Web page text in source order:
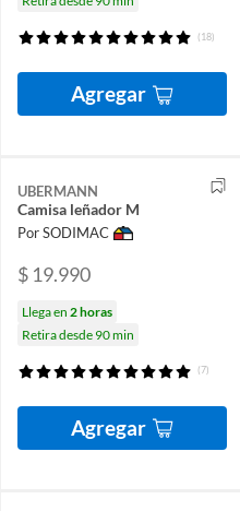
(18)
Agregar
UBERMANN
Camisa leñador M
Por SODIMAC
$ 19.990
Llega en 2 horas
Retira desde 90 min
(7)
Agregar